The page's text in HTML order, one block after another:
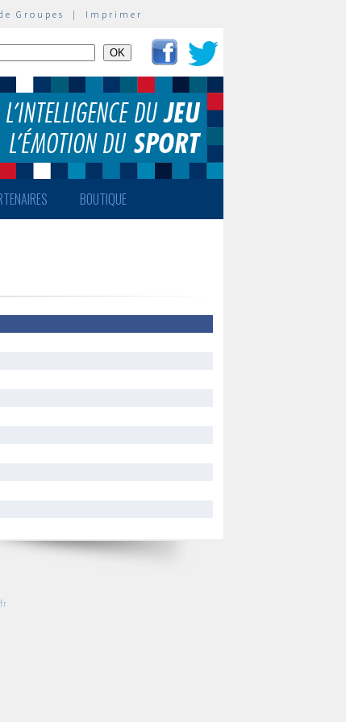
Groupes | Imprimer
BOUTIQUE